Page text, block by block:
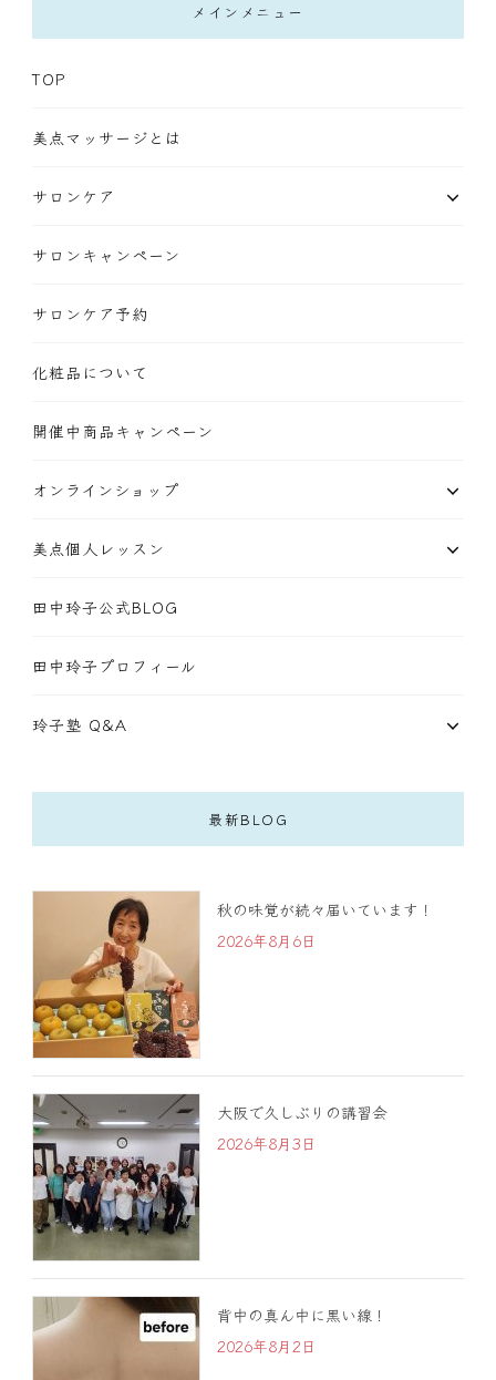
メインメニュー
TOP
美点マッサージとは
サロンケア
サロンキャンペーン
サロンケア予約
化粧品について
開催中商品キャンペーン
オンラインショップ
美点個人レッスン
田中玲子公式BLOG
田中玲子プロフィール
玲子塾 Q&A
最新BLOG
秋の味覚が続々届いています！
2026年8月6日
大阪で久しぶりの講習会
2026年8月3日
背中の真ん中に黒い線！
2026年8月2日